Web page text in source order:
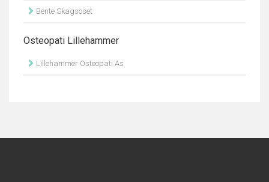
Bente Skagsoset
Osteopati Lillehammer
Lillehammer Osteopati As